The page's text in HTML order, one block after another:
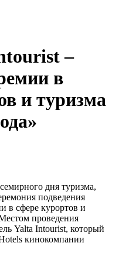
–
в
и туризма
дня туризма,
подведения
в сфере курортов и
проведения
Yalta Intourist, который
кинокомпании